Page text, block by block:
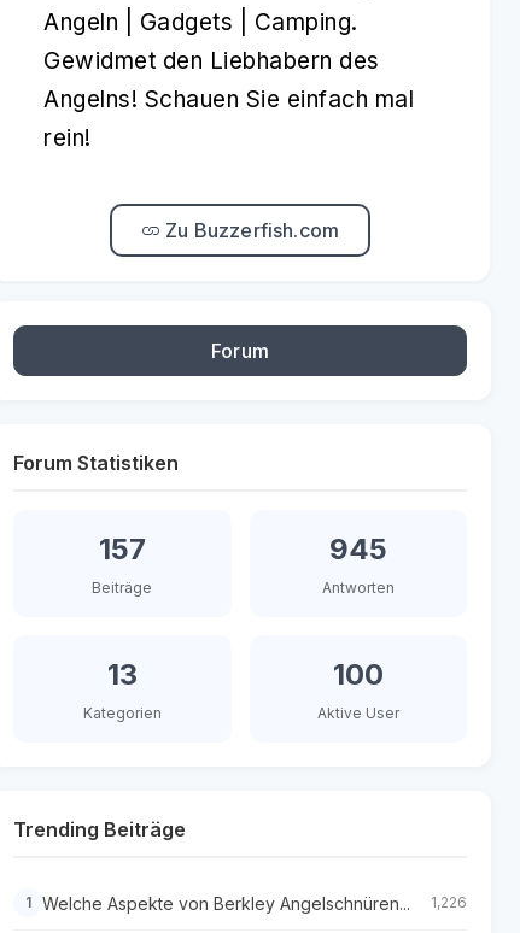
Angeln | Gadgets | Camping.
Gewidmet den Liebhabern des
Angelns! Schauen Sie einfach mal
rein!
Zu Buzzerfish.com
Forum
Forum Statistiken
157
Beiträge
945
Antworten
13
Kategorien
100
Aktive User
Trending Beiträge
1 Welche Aspekte von Berkley Angelschnüren... 1,226